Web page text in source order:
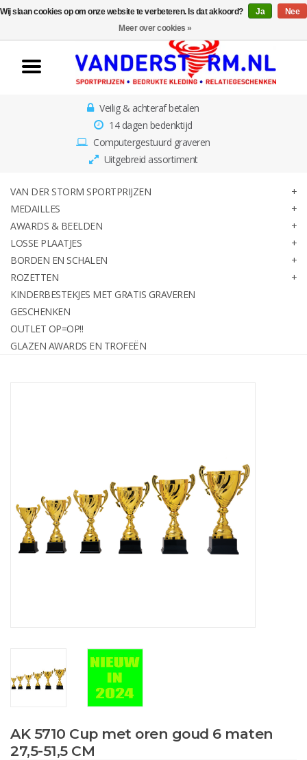
Home
Van der Storm
Sportprijzen
Awards & Beelden
Losse Plaatjes
Borden en schalen
Rozetten
Kinderbestekjes met gratis
Veilig & achteraf betalen
14 dagen bedenktijd
Computergestuurd graveren
Uitgebreid assortiment
VAN DER STORM SPORTPRIJZEN
MEDAILLES
AWARDS & BEELDEN
LOSSE PLAATJES
BORDEN EN SCHALEN
ROZETTEN
KINDERBESTEKJES MET GRATIS GRAVEREN
GESCHENKEN
OUTLET OP=OP!!
GLAZEN AWARDS EN TROFEËN
AK 5710 Cup met oren goud 6 maten
27,5-51,5 CM
Wij slaan cookies op om onze website te verbeteren. Is dat akkoord? Ja
Nee
Meer over cookies »